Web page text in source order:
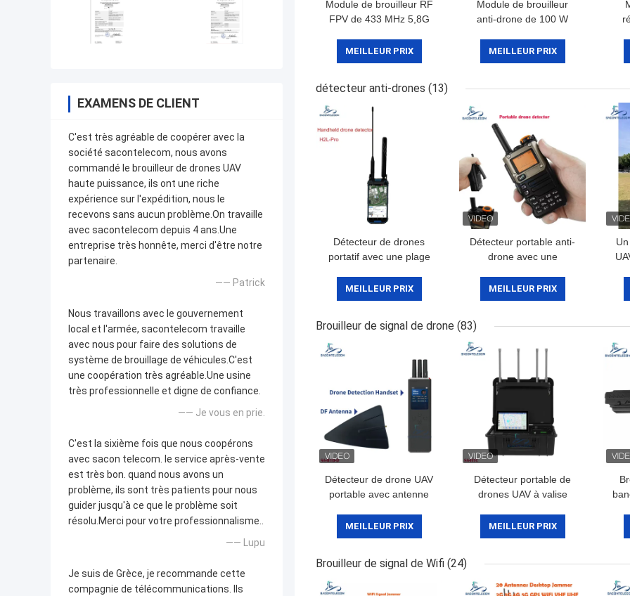
EXAMENS DE CLIENT
C'est très agréable de coopérer avec la
société sacontelecom, nous avons
commandé le brouilleur de drones UAV
haute puissance, ils ont une riche
expérience sur l'expédition, nous le
recevons sans aucun problème.On travaille
avec sacontelecom depuis 4 ans.Une
entreprise très honnête, merci d'être notre
partenaire.
—— Patrick
Nous travaillons avec le gouvernement
local et l'armée, sacontelecom travaille
avec nous pour faire des solutions de
système de brouillage de véhicules.C'est
une coopération très agréable.Une usine
très professionnelle et digne de confiance.
—— Je vous en prie.
C'est la sixième fois que nous coopérons
avec sacon telecom. le service après-vente
est très bon. quand nous avons un
problème, ils sont très patients pour nous
guider jusqu'à ce que le problème soit
résolu.Merci pour votre professionnalisme..
—— Lupu
Je suis de Grèce, je recommande cette
compagnie de télécommunications. Ils
Module de brouilleur RF
FPV de 433 MHz 5,8G
signal des drones
MEILLEUR PRIX
Module de brouilleur
anti-drone de 100 W
fréquence
personnalisable pour la
des drones
MEILLEUR PRIX
détecteur anti-drones (13)
Détecteur de drones
portatif avec une plage
6000 MHz et une
distance de détection de
de FPV
MEILLEUR PRIX
Détecteur portable anti-
drone avec une
GHz et une distance de
détection de 800 m
MEILLEUR PRIX
Brouilleur de signal de drone (83)
Détecteur de drone UAV
portable avec antenne
distance de détection de
3 km, détection passive
MEILLEUR PRIX
Détecteur portable de
drones UAV à valise
détection de 10 km et
une capacité multi-
MEILLEUR PRIX
Brouilleur de signal de Wifi (24)